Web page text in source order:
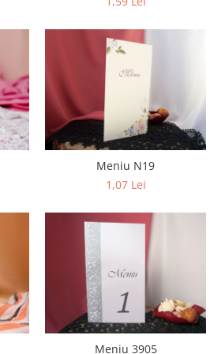
Meniu N19
1,07 Lei
Meniu 3905